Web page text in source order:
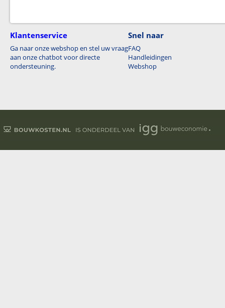
Klantenservice
Ga naar onze webshop en stel uw vraag
aan onze chatbot voor directe
ondersteuning.
Snel naar
FAQ
Handleidingen
Webshop